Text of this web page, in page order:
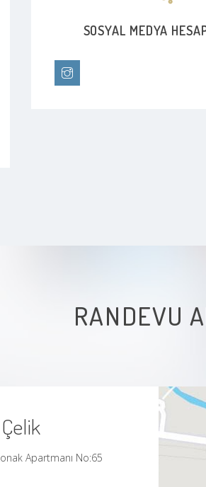
SOSYAL MEDYA
RANDEVU
Apartmanı No:65